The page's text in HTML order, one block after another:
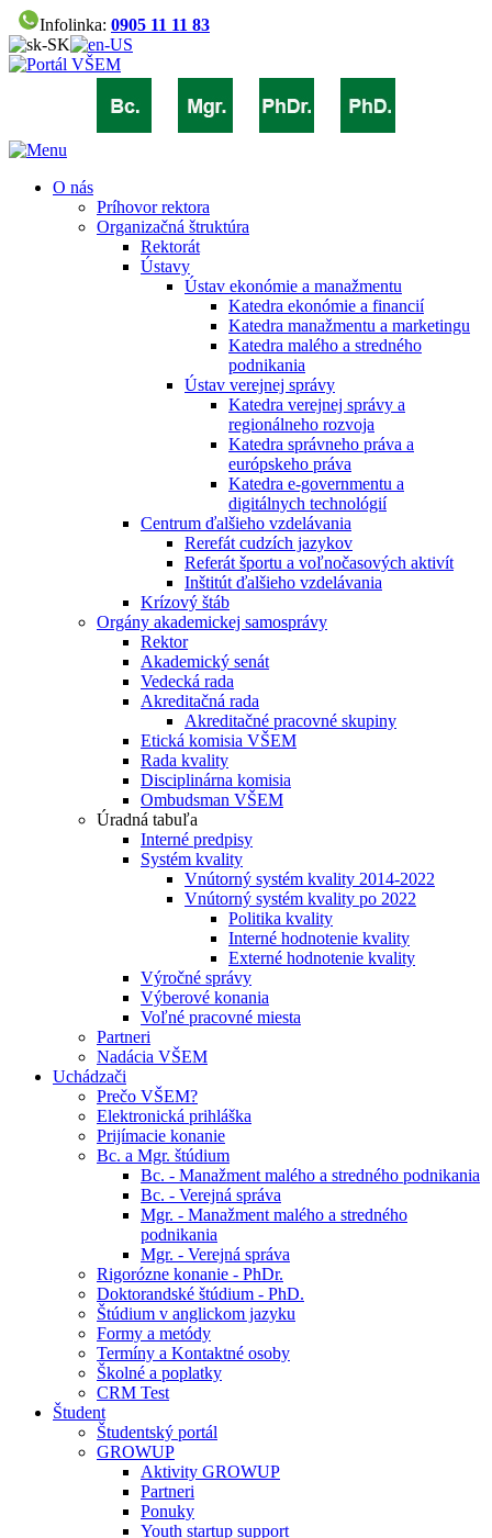
Infolinka: 0905 11 11 83
O nás
Príhovor rektora
Organizačná štruktúra
Rektorát
Ústavy
Ústav ekonómie a manažmentu
Katedra ekonómie a financií
Katedra manažmentu a marketingu
Katedra malého a stredného
podnikania
Ústav verejnej správy
Katedra verejnej správy a
regionálneho rozvoja
Katedra správneho práva a
európskeho práva
Katedra e-governmentu a
digitálnych technológií
Centrum ďalšieho vzdelávania
Rerefát cudzích jazykov
Referát športu a voľnočasových aktivít
Inštitút ďalšieho vzdelávania
Krízový štáb
Orgány akademickej samosprávy
Rektor
Akademický senát
Vedecká rada
Akreditačná rada
Akreditačné pracovné skupiny
Etická komisia VŠEM
Rada kvality
Disciplinárna komisia
Ombudsman VŠEM
Úradná tabuľa
Interné predpisy
Systém kvality
Vnútorný systém kvality 2014-2022
Vnútorný systém kvality po 2022
Politika kvality
Interné hodnotenie kvality
Externé hodnotenie kvality
Výročné správy
Výberové konania
Voľné pracovné miesta
Partneri
Nadácia VŠEM
Uchádzači
Prečo VŠEM?
Elektronická prihláška
Prijímacie konanie
Bc. a Mgr. štúdium
Bc. - Manažment malého a stredného podnikania
Bc. - Verejná správa
Mgr. - Manažment malého a stredného
podnikania
Mgr. - Verejná správa
Rigorózne konanie - PhDr.
Doktorandské štúdium - PhD.
Štúdium v anglickom jazyku
Formy a metódy
Termíny a Kontaktné osoby
Školné a poplatky
CRM Test
Študent
Študentský portál
GROWUP
Aktivity GROWUP
Partneri
Ponuky
Youth startup support